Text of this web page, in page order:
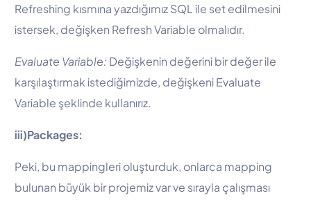
Refreshing kısmına yazdığımız SQL ile set edilmesini
istersek, değişken Refresh Variable olmalıdır.
Evaluate Variable: Değişkenin değerini bir değer ile
karşılaştırmak istediğimizde, değişkeni Evaluate
Variable şeklinde kullanırız.
iii)Packages:
Peki, bu mappingleri oluşturduk, onlarca mapping
bulunan büyük bir projemiz var ve sırayla çalışması